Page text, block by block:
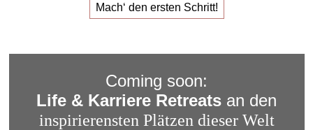
Mach‘ den ersten Schritt!
Coming soon:
Life & Karriere Retreats an den
inspirierensten Plätzen dieser Welt